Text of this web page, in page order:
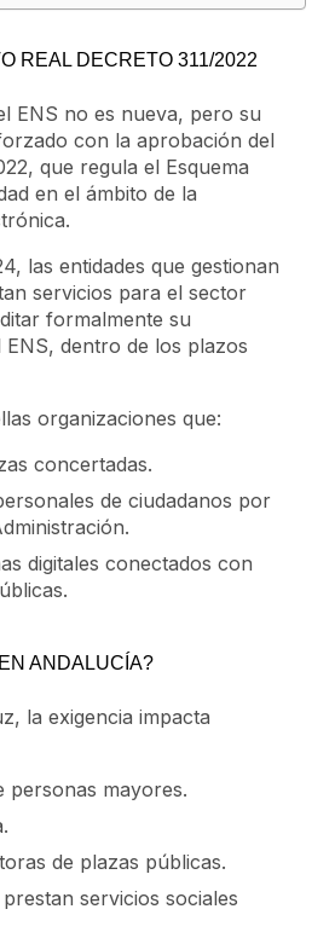
REAL DECRETO 311/2022
ENS no es nueva, pero su
con la aprobación del
que regula el Esquema
en el ámbito de la
las entidades que gestionan
servicios para el sector
formalmente su
dentro de los plazos
organizaciones que:
concertadas.
de ciudadanos por
digitales conectados con
ANDALUCÍA?
la exigencia impacta
personas mayores.
de plazas públicas.
servicios sociales